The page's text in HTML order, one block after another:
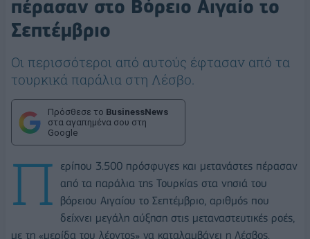
πέρασαν στο Βόρειο Αιγαίο το
Σεπτέμβριο
Οι περισσότεροι από αυτούς έφτασαν από τα
τουρκικά παράλια στη Λέσβο.
Πρόσθεσε το BusinessNews
στα αγαπημένα σου στη
Google
Π
ερίπου 3.500 πρόσφυγες και μετανάστες πέρασαν
από τα παράλια της Τουρκίας στα νησιά του
βόρειου Αιγαίου το Σεπτέμβριο, αριθμός που
δείχνει μεγάλη αύξηση στις μεταναστευτικές ροές,
με τη «μερίδα του λέοντος» να καταλαμβάνει η Λέσβος.